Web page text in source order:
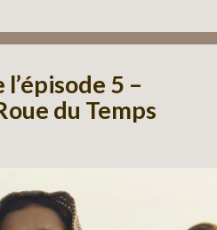
5 –
du Temps